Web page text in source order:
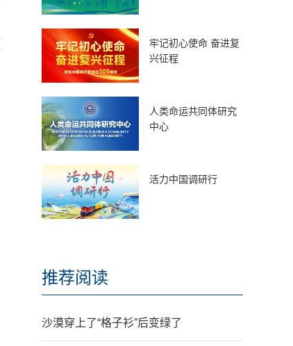
牢记初心使命 奋进复
兴征程
人类命运共同体研究
中心
活力中国调研行
推荐阅读
沙漠穿上了“格子衫”后变绿了